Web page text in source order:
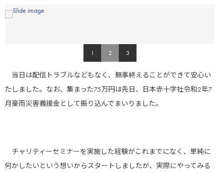
株式会社ファームプレス
キヤノン医療用品株式会社
1 2 3
当日は配信トラブルなどもなく、無事終えることができて安心い
たしました。なお、集まった75万円は先日、日本赤十字社令和2年7
月豪雨災害義援金として振り込んでまいりました。
チャリティーセミナーを実施した経験がこれまでになく、単純に
何かしたいという想いからスタートしましたが、実際にやってみる